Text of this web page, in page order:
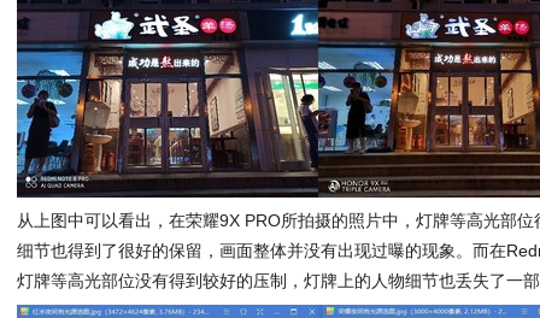
从上图中可以看出，在荣耀9X PRO所拍摄的照片中，灯牌等高光部
细节也得到了很好的保留，画面整体并没有出现过曝的现象。而在
灯牌等高光部位没有得到较好的压制，灯牌上的人物细节也丢失了一